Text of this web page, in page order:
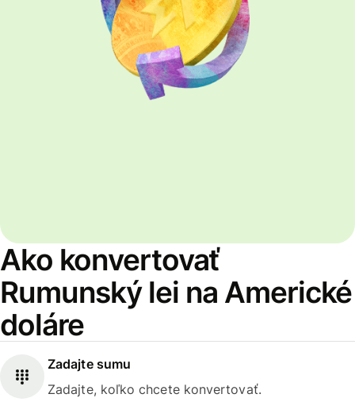
Ako konvertovať
Rumunský lei na Americké
doláre
Zadajte sumu
Zadajte, koľko chcete konvertovať.